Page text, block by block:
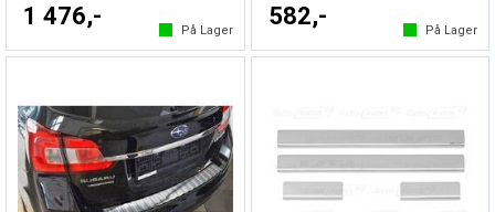
1 476,-
På Lager
582,-
På Lager